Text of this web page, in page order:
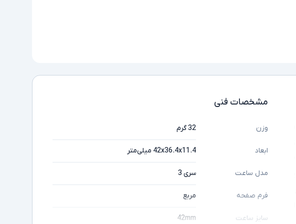
مشخصات فنی
وزن 32 گرم
ابعاد 42x36.4x11.4 میلی‌متر
مدل ساعت سری 3
فرم صفحه مربع
سایز ساعت 42mm